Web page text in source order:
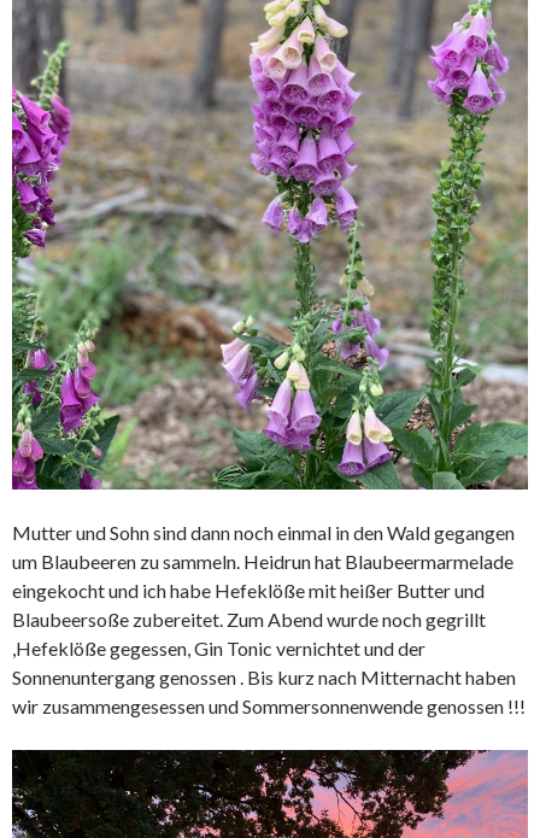
Mutter und Sohn sind dann noch einmal in den Wald gegangen
um Blaubeeren zu sammeln. Heidrun hat Blaubeermarmelade
eingekocht und ich habe Hefeklöße mit heißer Butter und
Blaubeersoße zubereitet. Zum Abend wurde noch gegrillt
,Hefeklöße gegessen, Gin Tonic vernichtet und der
Sonnenuntergang genossen . Bis kurz nach Mitternacht haben
wir zusammengesessen und Sommersonnenwende genossen !!!